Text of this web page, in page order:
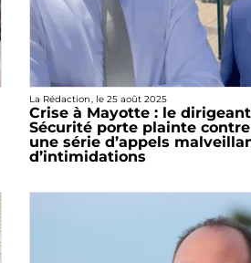
La Rédaction, le 25 août 2025
Crise à Mayotte : le dirigeant
Sécurité porte plainte contre
une série d’appels
d’intimidations